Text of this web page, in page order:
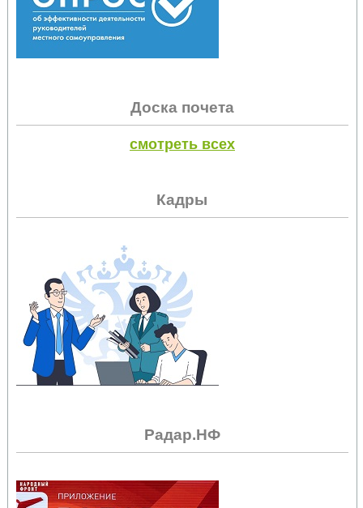
Доска почета
смотреть всех
Кадры
Радар.НФ